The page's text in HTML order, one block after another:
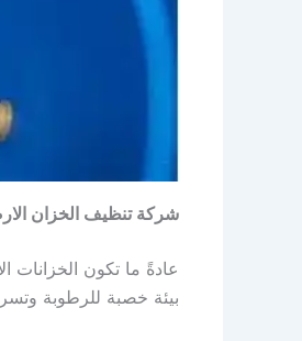
شركة تنظيف الخزان
عادةً ما تكون الخزانات
بيئة خصبة للرطوبة